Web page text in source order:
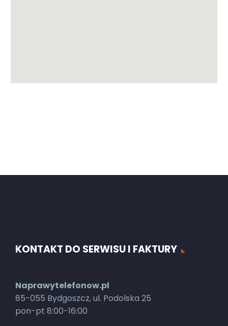
KONTAKT DO SERWISU I FAKTURY
Naprawytelefonow.pl
85-055 Bydgoszcz, ul. Podolska 25
pon-pt 8:00-16:00